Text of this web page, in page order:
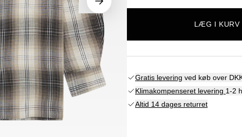
LÆG I KURV
Gratis levering ved køb over
Klimakompenseret levering 1-2
Altid 14 dages returret